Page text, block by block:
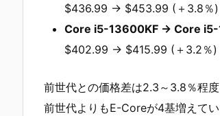
$436.99 → $453.99 (＋3.8％)
Core i5-13600KF → Core
$402.99 → $415.99 (＋3.2％)
前世代との価格差は2.3～3.8％程
前世代よりもE-Coreが4基増えてい